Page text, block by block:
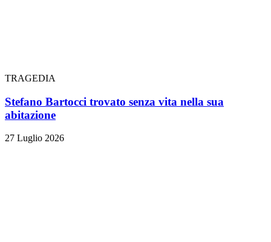
TRAGEDIA
Stefano Bartocci trovato senza vita nella sua
abitazione
27 Luglio 2026